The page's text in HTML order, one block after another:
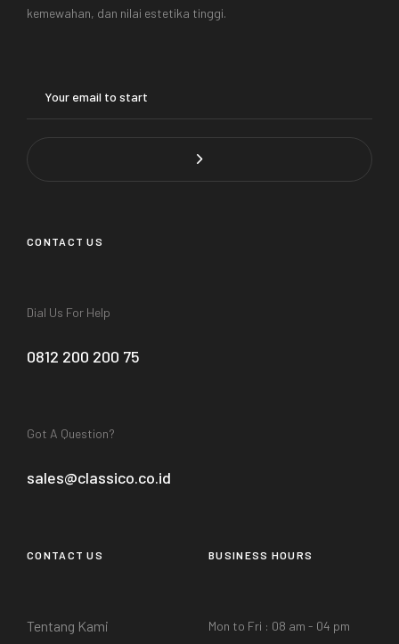
kemewahan, dan nilai estetika tinggi.
CONTACT US
Dial Us For Help
0812 200 200 75
Got A Question?
sales@classico.co.id
CONTACT US
Tentang Kami
BUSINESS HOURS
Mon to Fri : 08 am - 04 pm